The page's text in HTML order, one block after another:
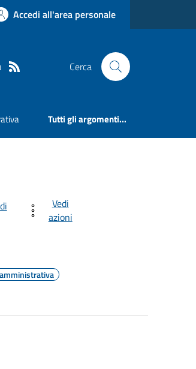
Accedi all'area personale
Cerca
Tutti gli argomenti...
Vedi
azioni